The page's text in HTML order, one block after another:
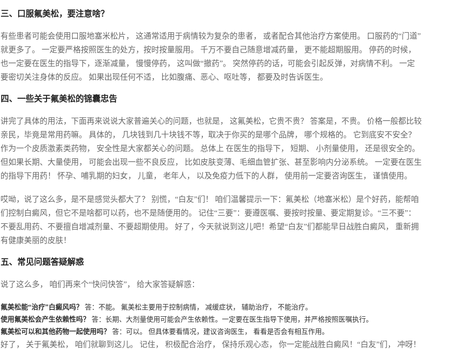
三、口服氟美松，要注意啥？
有些患者可能会使用口服地塞米松片， 这通常适用于病情较为复杂的患者， 或者配合其他治疗方案使用。 口服药的“门道”
就更多了。 一定要严格按照医生的处方，按时按量服用。 千万不要自己随意增减药量， 更不能超期服用。 停药的时候，
也一定要在医生的指导下，逐渐减量， 慢慢停药， 这叫做“撤药”。 突然停药的话，可能会引起反弹，对病情不利。 一定
要密切关注身体的反应。 如果出现任何不适， 比如腹痛、恶心、呕吐等， 都要及时告诉医生。
四、一些关于氟美松的锦囊忠告
讲完了具体的用法，下面再来说说大家普遍关心的问题，也就是， 这氟美松，它贵不贵？ 答案是，不贵。 价格一般都比较
亲民，毕竟是常用药嘛。 具体的， 几块钱到几十块钱不等，取决于你买的是哪个品牌， 哪个规格的。 它到底安不安全？
作为一个皮质激素类药物， 安全性是大家都关心的问题。 总体上 在医生的指导下， 短期、 小剂量使用， 还是很安全的。
但如果长期、大量使用， 可能会出现一些不良反应， 比如皮肤变薄、毛细血管扩张、甚至影响内分泌系统。 一定要在医生
的指导下用药！ 怀孕、哺乳期的妇女， 儿童， 老年人， 以及免疫力低下的人群， 使用前一定要咨询医生， 谨慎使用。
哎呦，说了这么多，是不是感觉头都大了？ 别慌，“白友”们！ 咱们温馨提示一下：氟美松（地塞米松）是个好药，能帮咱
们控制白癜风，但它不是啥都可以药，也不是随便用的。 记住“三要”：要遵医嘱、要按时按量、要定期复诊。“三不要”：
不要乱用药、不要擅自增减剂量、不要超期使用。 好了，今天就说到这儿吧！希望“白友”们都能早日战胜白癜风， 重新拥
有健康美丽的皮肤！
五、常见问题答疑解惑
说了这么多， 咱们再来个“快问快答”， 给大家答疑解惑：
氟美松能“治疗”白癜风吗？
答：不能。 氟美松主要用于控制病情， 减缓症状， 辅助治疗， 不能治疗。
使用氟美松会产生依赖性吗？
答：长期、大剂量使用可能会产生依赖性。一定要在医生指导下使用，并严格按照医嘱执行。
氟美松可以和其他药物一起使用吗？
答：可以。 但具体要看情况，建议咨询医生， 看看是否会有相互作用。
好了， 关于氟美松， 咱们就聊到这儿。 记住， 积极配合治疗， 保持乐观心态， 你一定能战胜白癜风！“白友”们， 冲呀！